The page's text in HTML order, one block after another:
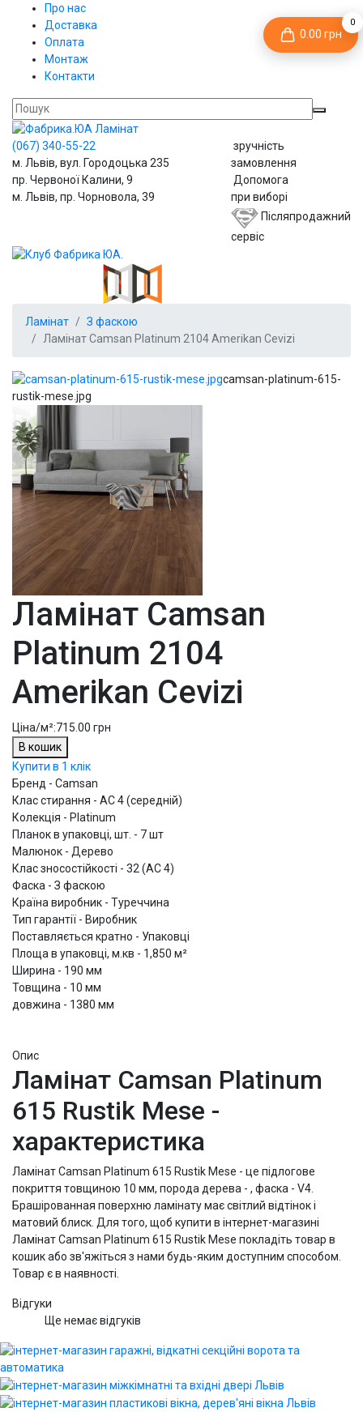
Про нас
Доставка
Оплата
Монтаж
Контакти
0.00 грн
0
(067) 340-55-22
м. Львів, вул. Городоцька 235
пр. Червоної Калини, 9
м. Львів, пр. Чорновола, 39
зручність
замовлення
Допомога
при виборі
Післяпродажний
сервіс
Ламінат
З фаскою
Ламінат Camsan Platinum 2104 Amerikan Cevizi
camsan-platinum-615-
rustik-mese.jpg
Ламінат Camsan
Platinum 2104
Amerikan Cevizi
Ціна/м²:715.00 грн
В кошик
Купити в 1 клік
Бренд - Camsan
Клас стирання - АС 4 (середній)
Колекція - Platinum
Планок в упаковці, шт. - 7 шт
Малюнок - Дерево
Клас зносостійкості - 32 (АС 4)
Фаска - З фаскою
Країна виробник - Туреччина
Тип гарантії - Виробник
Поставляється кратно - Упаковці
Площа в упаковці, м.кв - 1,850 м²
Ширина - 190 мм
Товщина - 10 мм
довжина - 1380 мм
Опис
Ламінат Camsan Platinum
615 Rustik Mese -
характеристика
Ламінат Camsan Platinum 615 Rustik Mese - це підлогове
покриття товщиною 10 мм, порода дерева - , фаска - V4.
Брашірованная поверхню ламінату має світлий відтінок і
матовий блиск. Для того, щоб купити в інтернет-магазині
Ламінат Camsan Platinum 615 Rustik Mese покладіть товар в
кошик або зв'яжіться з нами будь-яким доступним способом.
Товар є в наявності.
Відгуки
Ще немає відгуків